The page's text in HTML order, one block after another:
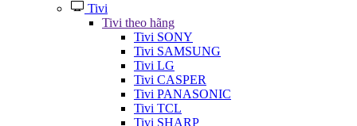
Tivi
Tivi theo hãng
Tivi SONY
Tivi SAMSUNG
Tivi LG
Tivi CASPER
Tivi PANASONIC
Tivi TCL
Tivi SHARP